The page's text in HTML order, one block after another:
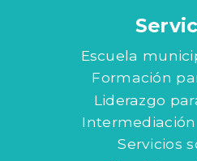
Escuela
Formación
Liderazgo
Servicios